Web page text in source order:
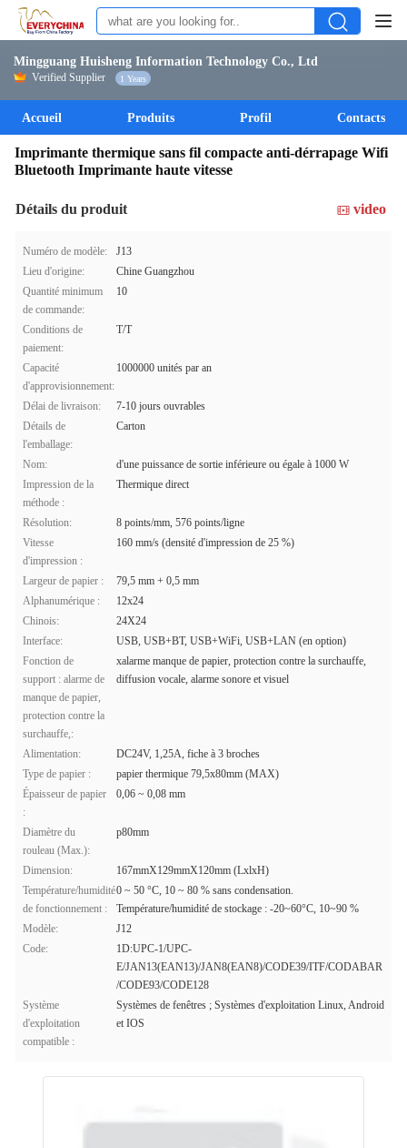
Mingguang Huisheng Information Technology Co., Ltd
Verified Supplier 1 Years
Accueil Produits Profil Contacts
Imprimante thermique sans fil compacte anti-dérrapage Wifi
Bluetooth Imprimante haute vitesse
Détails du produit video
Numéro de modèle:
J13
Lieu d'origine:
Chine Guangzhou
Quantité minimum
de commande:
10
Conditions de
paiement:
T/T
Capacité
d'approvisionnement:
1000000 unités par an
Délai de livraison:
7-10 jours ouvrables
Détails de
l'emballage:
Carton
Nom:
d'une puissance de sortie inférieure ou égale à 1000 W
Impression de la
méthode :
Thermique direct
Résolution:
8 points/mm, 576 points/ligne
Vitesse
d'impression :
160 mm/s (densité d'impression de 25 %)
Largeur de papier :
79,5 mm + 0,5 mm
Alphanumérique :
12x24
Chinois:
24X24
Interface:
USB, USB+BT, USB+WiFi, USB+LAN (en option)
Fonction de
support : alarme de
manque de papier,
protection contre la
surchauffe,:
xalarme manque de papier, protection contre la surchauffe,
diffusion vocale, alarme sonore et visuel
Alimentation:
DC24V, 1,25A, fiche à 3 broches
Type de papier :
papier thermique 79,5x80mm (MAX)
Épaisseur de papier
:
0,06 ~ 0,08 mm
Diamètre du
rouleau (Max.):
p80mm
Dimension:
167mmX129mmX120mm (LxlxH)
Température/humidité
de fonctionnement :
0 ~ 50 °C, 10 ~ 80 % sans condensation.
Température/humidité de stockage : -20~60°C, 10~90 %
Modèle:
J12
Code:
1D:UPC-1/UPC-
E/JAN13(EAN13)/JAN8(EAN8)/CODE39/ITF/CODABAR
/CODE93/CODE128
Système
d'exploitation
compatible :
Systèmes de fenêtres ; Systèmes d'exploitation Linux, Android
et IOS